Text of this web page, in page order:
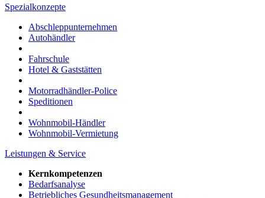
Spezialkonzepte
Abschleppunternehmen
Autohändler
Fahrschule
Hotel & Gaststätten
Motorradhändler-Police
Speditionen
Wohnmobil-Händler
Wohnmobil-Vermietung
Leistungen & Service
Kernkompetenzen
Bedarfsanalyse
Betriebliches Gesundheitsmanagement